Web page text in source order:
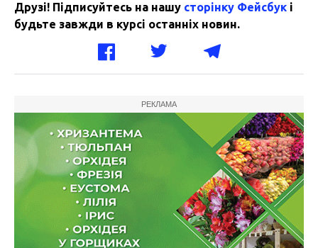
Друзі! Підписуйтесь на нашу сторінку Фейсбук і
будьте завжди в курсі останніх новин.
РЕКЛАМА